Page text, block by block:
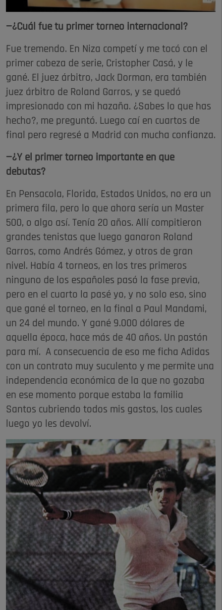
—¿Cuál fue tu primer torneo internacional?
Fue tremendo. En Niza competí y me tocó con el
primer cabeza de serie, Cristopher Casá, y le
gané. El juez árbitro, Jack Dorman, era también
juez árbitro de Roland Garros, y se quedó
impresionado con mi hazaña. ¿Sabes lo que has
hecho?, me preguntó. Luego caí en cuartos de
final pero regresé a Madrid con mucha confianza.
—¿Y el primer torneo importante en que
debutas?
En Pensacola, Florida, Estados Unidos, no era un
primera fila, pero lo que ahora sería un Master
500, o algo así. Tenía 20 años. Allí compitieron
grandes tenistas que luego ganaron Roland
Garros, como Andrés Gómez, y otros de gran
nivel. Había 4 torneos, en los tres primeros
ninguno de los españoles pasó la fase previa,
pero en el cuarto la pasé yo, y no solo eso, sino
que gané el torneo, en la final a Paul Mandami,
un 24 del mundo. Y gané 9.000 dólares de
aquella época, hace más de 40 años. Un pastón
para mí. A consecuencia de eso me ficha Adidas
con un contrato muy suculento y me permite una
independencia económica de la que no gozaba
en ese momento porque estaba la familia
Santos cubriendo todos mis gastos, los cuales
luego yo les devolví.